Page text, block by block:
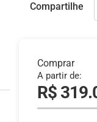
Compartilhe
Comprar
A partir de:
R$